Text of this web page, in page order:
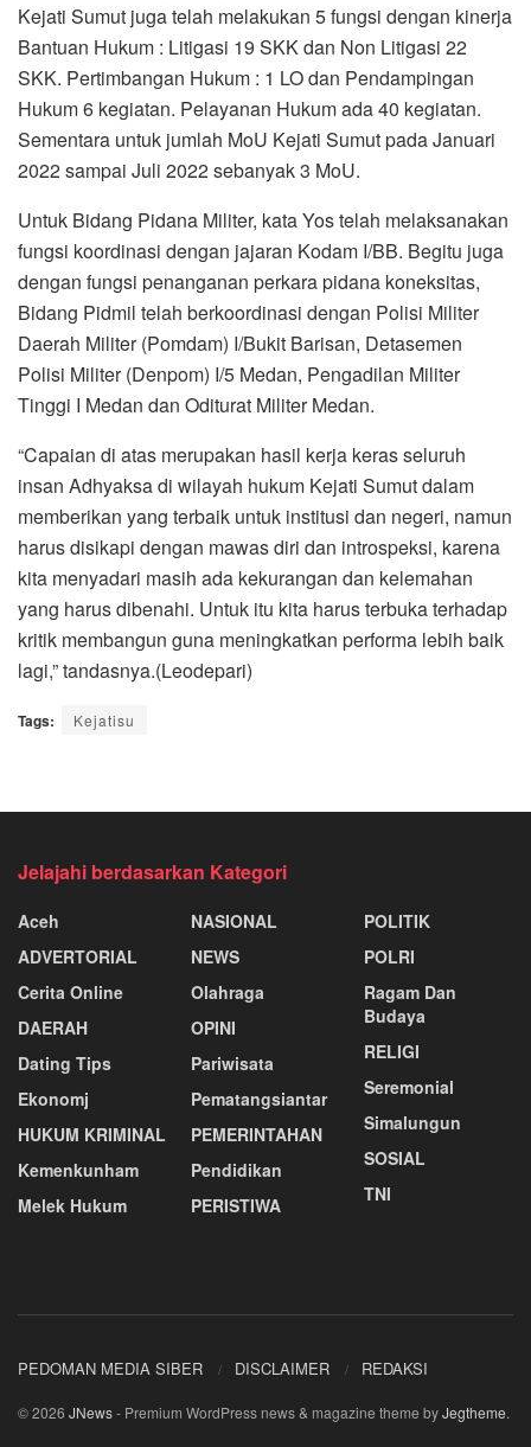
Kejati Sumut juga telah melakukan 5 fungsi dengan kinerja
Bantuan Hukum : Litigasi 19 SKK dan Non Litigasi 22
SKK. Pertimbangan Hukum : 1 LO dan Pendampingan
Hukum 6 kegiatan. Pelayanan Hukum ada 40 kegiatan.
Sementara untuk jumlah MoU Kejati Sumut pada Januari
2022 sampai Juli 2022 sebanyak 3 MoU.
Untuk Bidang Pidana Militer, kata Yos telah melaksanakan
fungsi koordinasi dengan jajaran Kodam I/BB. Begitu juga
dengan fungsi penanganan perkara pidana koneksitas,
Bidang Pidmil telah berkoordinasi dengan Polisi Militer
Daerah Militer (Pomdam) I/Bukit Barisan, Detasemen
Polisi Militer (Denpom) I/5 Medan, Pengadilan Militer
Tinggi I Medan dan Oditurat Militer Medan.
“Capaian di atas merupakan hasil kerja keras seluruh
insan Adhyaksa di wilayah hukum Kejati Sumut dalam
memberikan yang terbaik untuk institusi dan negeri, namun
harus disikapi dengan mawas diri dan introspeksi, karena
kita menyadari masih ada kekurangan dan kelemahan
yang harus dibenahi. Untuk itu kita harus terbuka terhadap
kritik membangun guna meningkatkan performa lebih baik
lagi,” tandasnya.(Leodepari)
Tags: Kejatisu
Jelajahi berdasarkan Kategori
Aceh
ADVERTORIAL
Cerita Online
DAERAH
Dating Tips
Ekonomj
HUKUM KRIMINAL
Kemenkunham
Melek Hukum
NASIONAL
NEWS
Olahraga
OPINI
Pariwisata
Pematangsiantar
PEMERINTAHAN
Pendidikan
PERISTIWA
POLITIK
POLRI
Ragam Dan
Budaya
RELIGI
Seremonial
Simalungun
SOSIAL
TNI
PEDOMAN MEDIA SIBER DISCLAIMER REDAKSI
© 2026 JNews- Premium WordPress news & magazine theme byJegtheme.